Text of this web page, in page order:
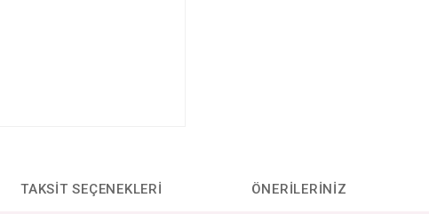
TAKSIT SEÇENEKLERI ÖNERILERINIZ